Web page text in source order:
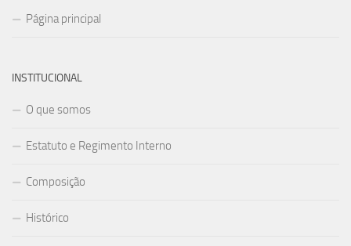
Página principal
INSTITUCIONAL
O que somos
Estatuto e Regimento Interno
Composição
Histórico